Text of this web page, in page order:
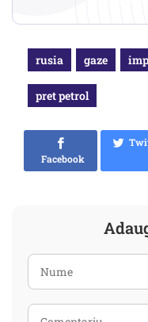
rusia gaze
pret petrol
Facebook